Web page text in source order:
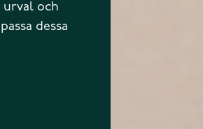
urval och
dessa